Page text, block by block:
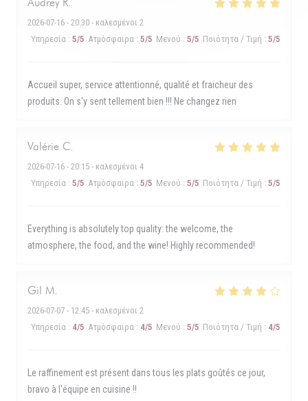
2026-07-16 - 20:30 - καλεσμένοι 2
Υπηρεσία : 5/5 Ατμόσφαιρα : 5/5 Μενού : 5/5 Ποιότητα / Τιμή : 5/5
Accueil super, service attentionné, qualité et fraicheur des
produits. On s'y sent tellement bien !!! Ne changez rien
Valérie C
2026-07-16 - 20:15 - καλεσμένοι 4
Υπηρεσία : 5/5 Ατμόσφαιρα : 5/5 Μενού : 5/5 Ποιότητα / Τιμή : 5/5
Everything is absolutely top quality: the welcome, the
atmosphere, the food, and the wine! Highly recommended!
Gil M
2026-07-07 - 12:45 - καλεσμένοι 2
Υπηρεσία : 4/5 Ατμόσφαιρα : 4/5 Μενού : 5/5 Ποιότητα / Τιμή : 4/5
Le raffinement est présent dans tous les plats goûtés ce jour,
bravo à l'équipe en cuisine !!